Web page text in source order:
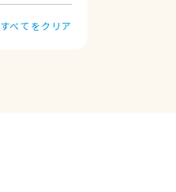
すべてをクリア